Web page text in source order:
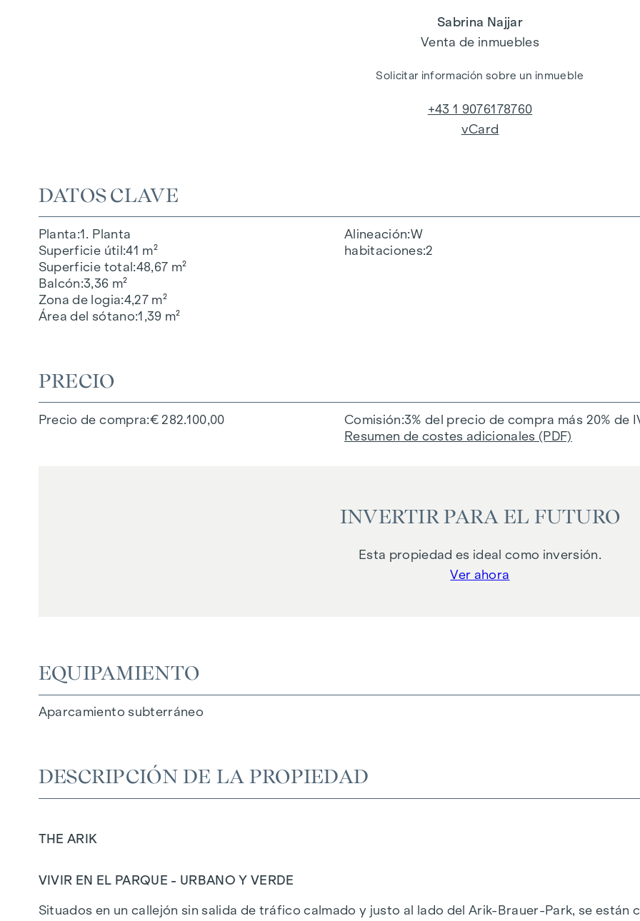
DATOS CLAVE
Planta 1. Planta
Superficie útil 41 m²
Superficie total 48,67 m²
Balcón 3,36 m²
Zona de logia 4,27 m²
Área del sótano 1,39 m²
Alineación W
habitaciones 2
PRECIO
Precio de compra € 282.100,00 Comisión 3% del precio de compra más 20% de
Resumen de costes adicionales (PDF)
INVERTIR PARA EL FUTURO
Esta propiedad es ideal como inversión.
Ver ahora
EQUIPAMIENTO
Aparcamiento subterráneo
DESCRIPCIÓN DE LA PROPIEDAD
THE ARIK
VIVIR EN EL PARQUE - URBANO Y VERDE
Situados en un callejón sin salida de tráfico calmado y justo al lado del Arik-Brauer-Park, se
Sabrina Najjar
Venta de inmuebles
Solicitar información sobre un inmueble
+43 1 9076178760
vCard